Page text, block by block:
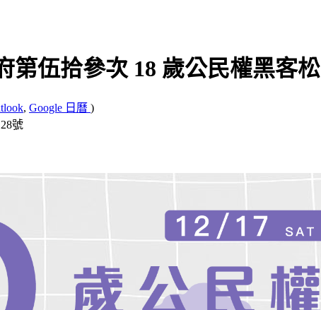
第伍拾參次 18 歲公民權黑客松
, Google 日曆 )
號